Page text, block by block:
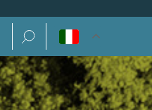
Ricerca per: